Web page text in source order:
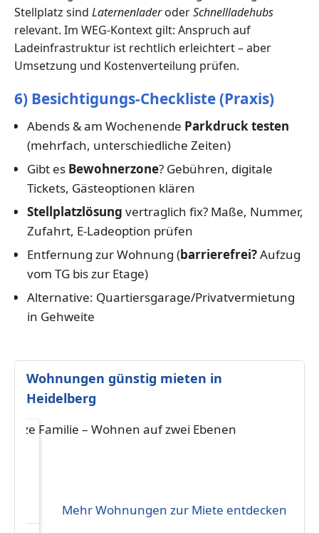
Stellplatz sind LaternenladeroderSchnellladehubs
relevant. Im WEG-Kontext gilt: Anspruch auf
Ladeinfrastruktur ist rechtlich erleichtert – aber
Umsetzung und Kostenverteilung prüfen.
6) Besichtigungs-Checkliste (Praxis)
Abends & am Wochenende Parkdruck testen
(mehrfach, unterschiedliche Zeiten)
Gibt es Bewohnerzone? Gebühren, digitale
Tickets, Gästeoptionen klären
Stellplatzlösung vertraglich fix? Maße, Nummer,
Zufahrt, E-Ladeoption prüfen
Entfernung zur Wohnung (barrierefrei?Aufzug
vom TG bis zur Etage)
Alternative: Quartiersgarage/Privatvermietung
in Gehweite
Wohnungen günstig mieten in
Heidelberg
Mehr Wohnungen zur Miete entdecken